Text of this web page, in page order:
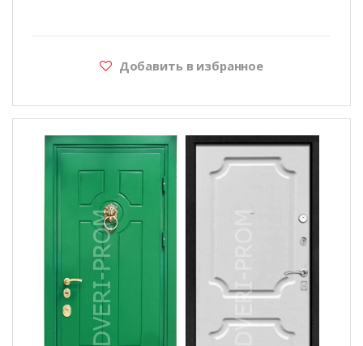
Добавить в избранное